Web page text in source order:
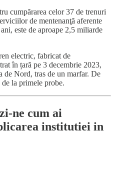
cumpărarea celor 37 de trenuri
de mentenanţă aferente
este de aproape 2,5 miliarde
electric, fabricat de
în țară pe 3 decembrie 2023,
de Nord, tras de un marfar. De
de la primele probe.
ne cum ai
institutiei in